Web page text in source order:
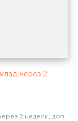
через 2
2 недели, доп